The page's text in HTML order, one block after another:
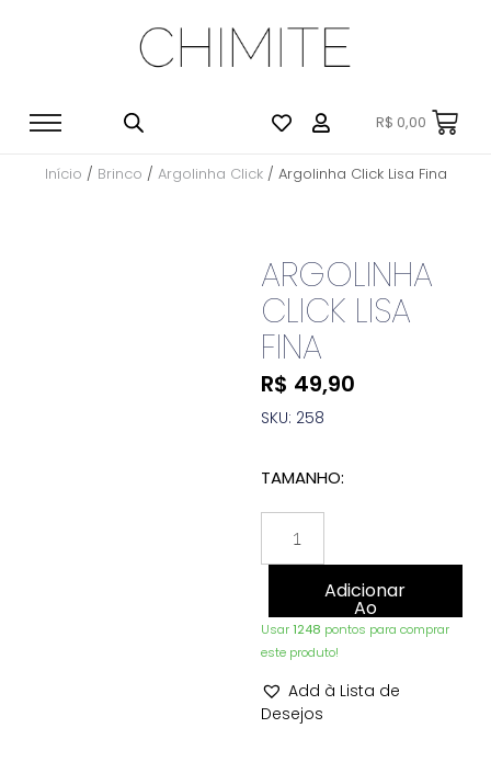
R$ 0,00
Início / Brinco / Argolinha Click/ Argolinha Click Lisa Fina
ARGOLINHA
CLICK LISA
FINA
R$ 49,90
SKU: 258
TAMANHO:
Adicionar
Ao
Carrinho
Usar1248 pontos para comprar
este produto!
Add à Lista de
Desejos